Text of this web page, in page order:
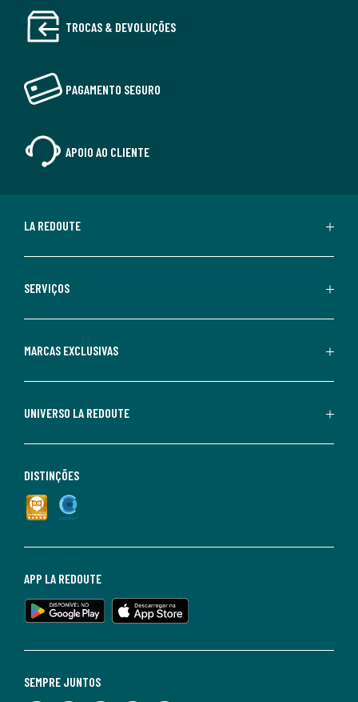
TROCAS & DEVOLUÇÕES
PAGAMENTO SEGURO
APOIO AO CLIENTE
LA REDOUTE
SERVIÇOS
MARCAS EXCLUSIVAS
UNIVERSO LA REDOUTE
SEMPRE JUNTOS
APP LA REDOUTE
DISTINÇÕES